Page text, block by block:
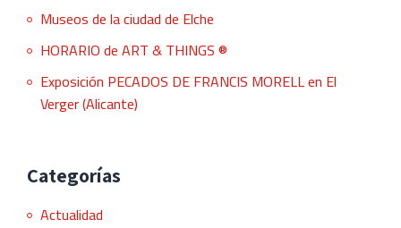
Museos de la ciudad de Elche
HORARIO de ART & THINGS ®
Exposición PECADOS DE FRANCIS MORELL en El
Verger (Alicante)
Categorías
Actualidad